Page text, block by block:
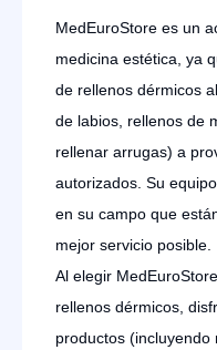
MedEuroStore es un
medicina estética, ya
de rellenos dérmicos
de labios, rellenos de
rellenar arrugas) a
autorizados. Su
en su campo que
mejor servicio posible.
Al elegir
rellenos dérmicos,
productos (incluyendo